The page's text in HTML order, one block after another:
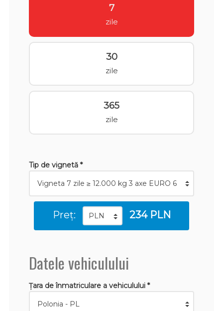
7
zile
30
zile
365
zile
Tip de vignetă *
Preț: 234 PLN
Datele vehiculului
Țara de înmatriculare a vehiculului *